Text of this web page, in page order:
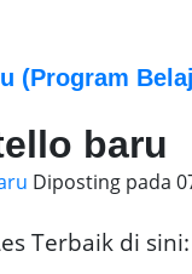
(Program
baru
Diposting pada
Terbaik di sini: